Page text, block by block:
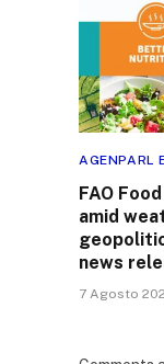
AGENPARL
FAO
amid
news
7 Agosto